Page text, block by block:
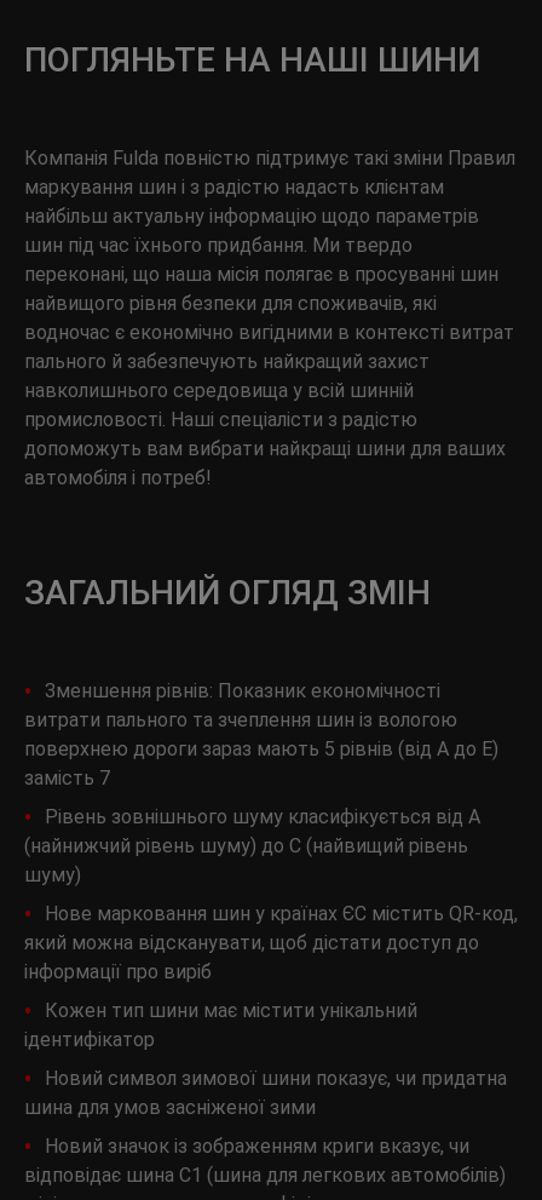
ПОГЛЯНЬТЕ НА НАШІ ШИНИ
Компанія Fulda повністю підтримує такі зміни Правил
маркування шин і з радістю надасть клієнтам
найбільш актуальну інформацію щодо параметрів
шин під час їхнього придбання. Ми твердо
переконані, що наша місія полягає в просуванні шин
найвищого рівня безпеки для споживачів, які
водночас є економічно вигідними в контексті витрат
пального й забезпечують найкращий захист
навколишнього середовища у всій шинній
промисловості. Наші спеціалісти з радістю
допоможуть вам вибрати найкращі шини для ваших
автомобіля і потреб!
ЗАГАЛЬНИЙ ОГЛЯД ЗМІН
Зменшення рівнів: Показник економічності
витрати пального та зчеплення шин із вологою
поверхнею дороги зараз мають 5 рівнів (від А до Е)
замість 7
Рівень зовнішнього шуму класифікується від A
(найнижчий рівень шуму) до C (найвищий рівень
шуму)
Нове марковання шин у країнах ЄС містить QR-код,
який можна відсканувати, щоб дістати доступ до
інформації про виріб
Кожен тип шини має містити унікальний
ідентифікатор
Новий символ зимової шини показує, чи придатна
шина для умов засніженої зими
Новий значок із зображенням криги вказує, чи
відповідає шина С1 (шина для легкових автомобілів)